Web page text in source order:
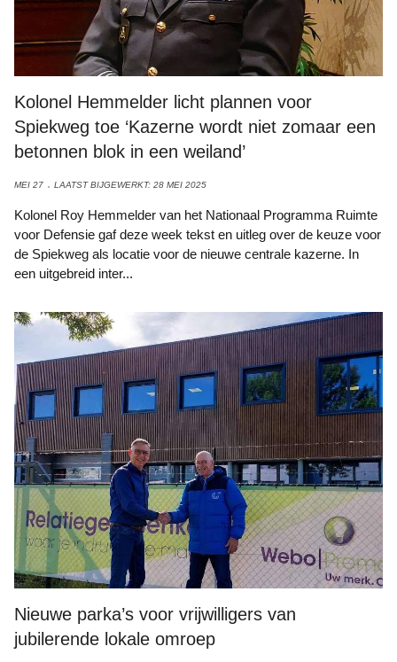
Kolonel Hemmelder licht plannen voor
Spiekweg toe ‘Kazerne wordt niet zomaar een
betonnen blok in een weiland’
MEI 27 LAATST BIJGEWERKT: 28 MEI 2025
Kolonel Roy Hemmelder van het Nationaal Programma Ruimte
voor Defensie gaf deze week tekst en uitleg over de keuze voor
de Spiekweg als locatie voor de nieuwe centrale kazerne. In
een uitgebreid inter...
Nieuwe parka’s voor vrijwilligers van
jubilerende lokale omroep